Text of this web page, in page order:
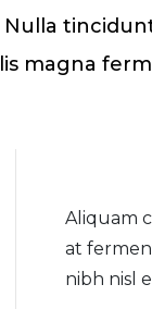
magna
Aliquam
at
nibh nisl